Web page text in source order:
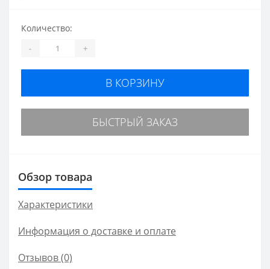
Количество:
- +
В КОРЗИНУ
БЫСТРЫЙ ЗАКАЗ
Обзор товара
Характеристики
Информация о доставке и оплате
Отзывов (0)